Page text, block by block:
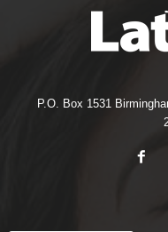
P.O. Box 1531